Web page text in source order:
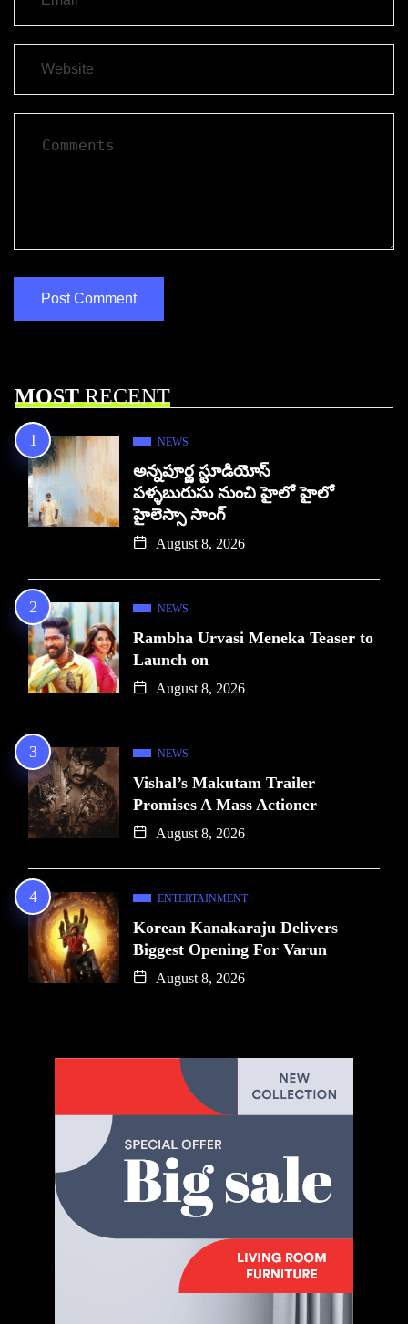
MOSTRECENT
NEWS
అన్నపూర్ణ స్టూడియోస్
పళ్ళబురుసు నుంచి హైలో హైలో
హైలెస్సా సాంగ్
August 8, 2026
NEWS
Rambha Urvasi Meneka Teaser to
Launch on
August 8, 2026
NEWS
Vishal’s Makutam Trailer
Promises A Mass Actioner
August 8, 2026
ENTERTAINMENT
Korean Kanakaraju Delivers
Biggest Opening For Varun
August 8, 2026